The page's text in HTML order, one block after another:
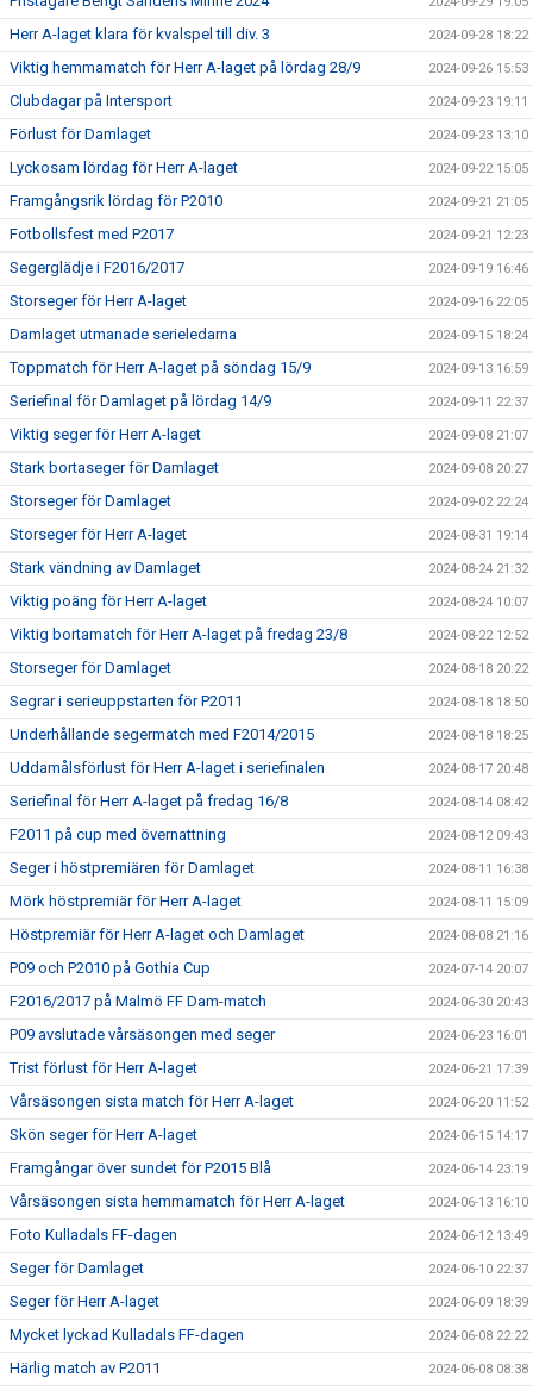
Herr A-laget klara för kvalspel till div. 3 2024-09-28 18:22
Viktig hemmamatch för Herr A-laget på lördag 28/9 2024-09-26 15:53
Clubdagar på Intersport 2024-09-23 19:11
Förlust för Damlaget 2024-09-23 13:10
Lyckosam lördag för Herr A-laget 2024-09-22 15:05
Framgångsrik lördag för P2010 2024-09-21 21:05
Fotbollsfest med P2017 2024-09-21 12:23
Segerglädje i F2016/2017 2024-09-19 16:46
Storseger för Herr A-laget 2024-09-16 22:05
Damlaget utmanade serieledarna 2024-09-15 18:24
Toppmatch för Herr A-laget på söndag 15/9 2024-09-13 16:59
Seriefinal för Damlaget på lördag 14/9 2024-09-11 22:37
Viktig seger för Herr A-laget 2024-09-08 21:07
Stark bortaseger för Damlaget 2024-09-08 20:27
Storseger för Damlaget 2024-09-02 22:24
Storseger för Herr A-laget 2024-08-31 19:14
Stark vändning av Damlaget 2024-08-24 21:32
Viktig poäng för Herr A-laget 2024-08-24 10:07
Viktig bortamatch för Herr A-laget på fredag 23/8 2024-08-22 12:52
Storseger för Damlaget 2024-08-18 20:22
Segrar i serieuppstarten för P2011 2024-08-18 18:50
Underhållande segermatch med F2014/2015 2024-08-18 18:25
Uddamålsförlust för Herr A-laget i seriefinalen 2024-08-17 20:48
Seriefinal för Herr A-laget på fredag 16/8 2024-08-14 08:42
F2011 på cup med övernattning 2024-08-12 09:43
Seger i höstpremiären för Damlaget 2024-08-11 16:38
Mörk höstpremiär för Herr A-laget 2024-08-11 15:09
Höstpremiär för Herr A-laget och Damlaget 2024-08-08 21:16
P09 och P2010 på Gothia Cup 2024-07-14 20:07
F2016/2017 på Malmö FF Dam-match 2024-06-30 20:43
P09 avslutade vårsäsongen med seger 2024-06-23 16:01
Trist förlust för Herr A-laget 2024-06-21 17:39
Vårsäsongen sista match för Herr A-laget 2024-06-20 11:52
Skön seger för Herr A-laget 2024-06-15 14:17
Framgångar över sundet för P2015 Blå 2024-06-14 23:19
Vårsäsongen sista hemmamatch för Herr A-laget 2024-06-13 16:10
Foto Kulladals FF-dagen 2024-06-12 13:49
Seger för Damlaget 2024-06-10 22:37
Seger för Herr A-laget 2024-06-09 18:39
Mycket lyckad Kulladals FF-dagen 2024-06-08 22:22
Härlig match av P2011 2024-06-08 08:38